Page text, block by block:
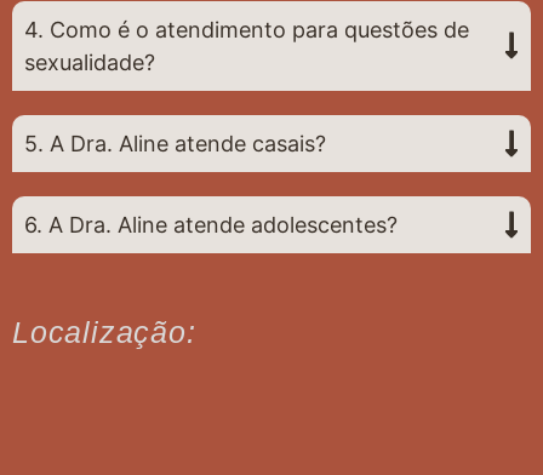
4. Como é o atendimento para questões de
sexualidade?
5. A Dra. Aline atende casais?
6. A Dra. Aline atende adolescentes?
Localização: